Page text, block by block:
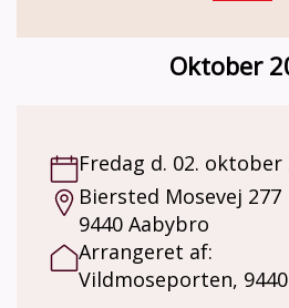
Oktober
Fredag d. 02. oktober
Biersted Mosevej 277
9440 Aabybro
Arrangeret af:
Vildmoseporten,